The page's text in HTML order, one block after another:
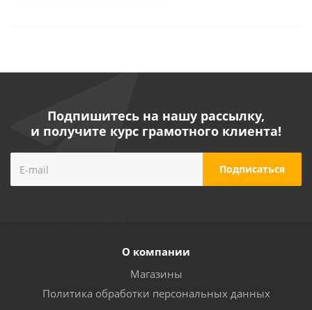
Подпишитесь на нашу рассылку,
и получите курс грамотного клиента!
О компании
Магазины
Политика обработки персональных данных